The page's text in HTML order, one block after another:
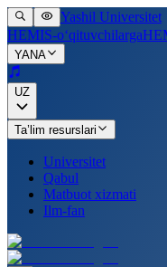
Yashil Universitet
HEMIS-o‘qituvchilarga
YANA
UZ
Ta’lim resurslari
Universitet
Qabul
Matbuot xizmati
Ilm-fan